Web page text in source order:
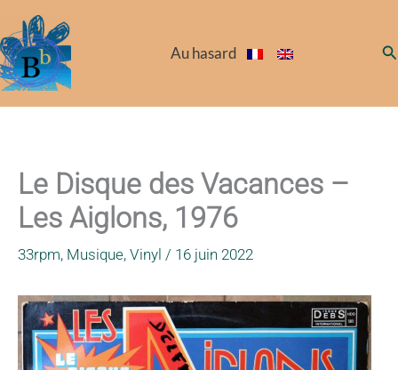
au
contenu
Au hasard
Le Disque des Vacances –
Les Aiglons, 1976
33rpm, Musique, Vinyl / 16 juin 2022